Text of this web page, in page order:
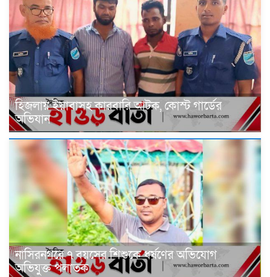
হিজলায় ইয়াবাসহ কারবারি আটক, কোস্ট গার্ডের
অভিযান
নাসিরনগরে ৭ বয়সের শিশুকে ধর্ষণের অভিযোগ
অভিযুক্ত পলাতক